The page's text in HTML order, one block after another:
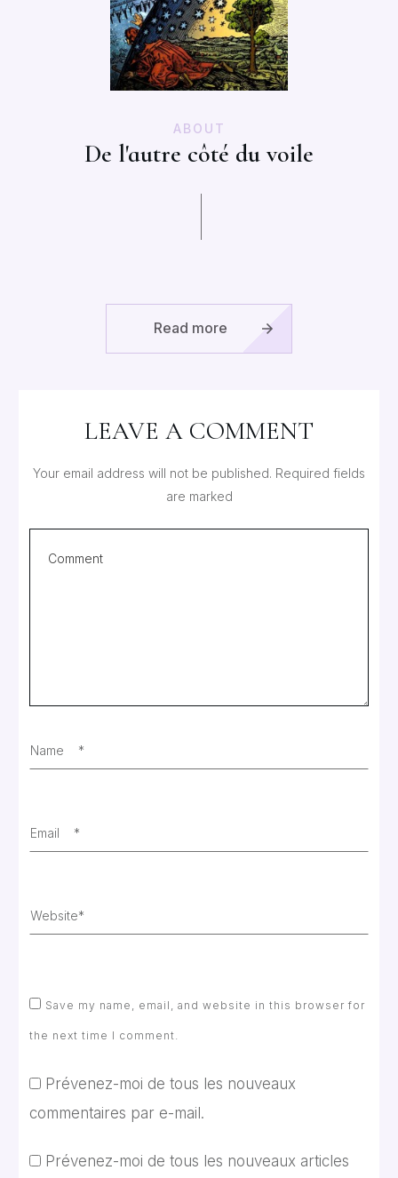
ABOUT
De l'autre côté du voile
Read more
LEAVE A COMMENT
Your email address will not be published. Required fields
are marked
Save my name, email, and website in this browser for
the next time I comment.
Prévenez-moi de tous les nouveaux
commentaires par e-mail.
Prévenez-moi de tous les nouveaux articles